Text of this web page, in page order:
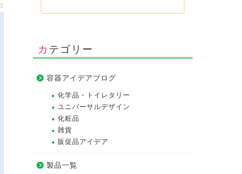
カテゴリー
容器アイデアブログ
化学品・トイレタリー
ユニバーサルデザイン
化粧品
雑貨
販促品アイデア
製品一覧